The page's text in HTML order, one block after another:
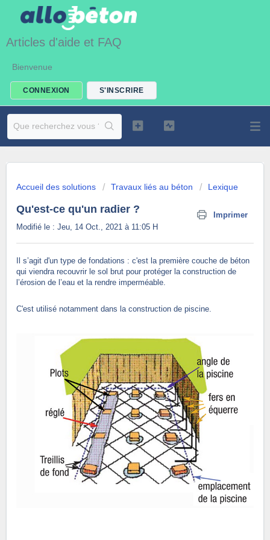
Articles d'aide et FAQ
Bienvenue
CONNEXION S'INSCRIRE
Accueil des solutions Travaux liés au béton Lexique
Qu'est-ce qu'un radier ?
Imprimer
Modifié le : Jeu, 14 Oct., 2021 à 11:05 H
Il s’agit d'un type de fondations : c'est la première couche de béton
qui viendra recouvrir le sol brut pour protéger la construction de
l’érosion de l’eau et la rendre imperméable.
C'est utilisé notamment dans la construction de piscine.